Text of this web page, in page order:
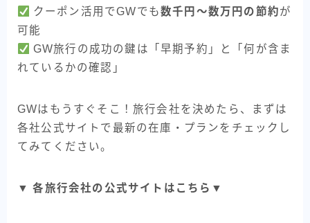
クーポン活用でGWでも数千円〜数万円の節約が
可能
GW旅行の成功の鍵は「早期予約」と「何が含ま
れているかの確認」
GWはもうすぐそこ！旅行会社を決めたら、まずは
各社公式サイトで最新の在庫・プランをチェックし
てみてください。
▼ 各旅行会社の公式サイトはこちら▼